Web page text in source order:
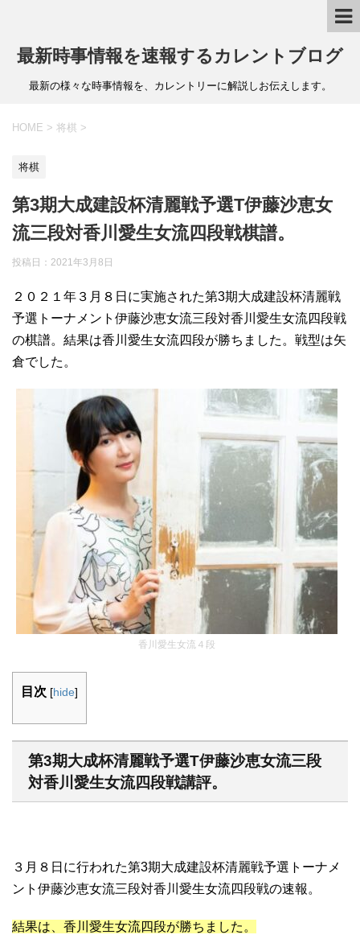
最新時事情報を速報するカレントブログ
最新の様々な時事情報を、カレントリーに解説しお伝えします。
HOME > 将棋 >
将棋
第3期大成建設杯清麗戦予選T伊藤沙恵女
流三段対香川愛生女流四段戦棋譜。
投稿日： 2021年3月8日
２０２１年３月８日に実施された第3期大成建設杯清麗戦
予選トーナメント伊藤沙恵女流三段対香川愛生女流四段戦
の棋譜。結果は香川愛生女流四段が勝ちました。戦型は矢
倉でした。
香川愛生女流４段
目次 [hide]
第3期大成杯清麗戦予選T伊藤沙恵女流三段
対香川愛生女流四段戦講評。
３月８日に行われた第3期大成建設杯清麗戦予選トーナメ
ント伊藤沙恵女流三段対香川愛生女流四段戦の速報。
結果は、香川愛生女流四段が勝ちました。